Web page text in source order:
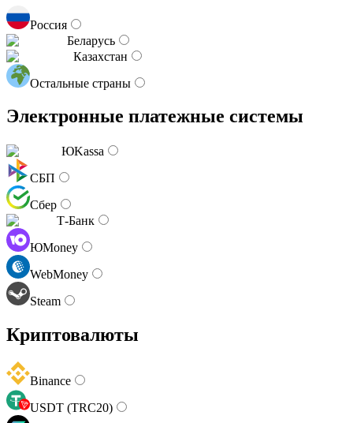
Россия
Беларусь
Казахстан
Остальные страны
Электронные платежные системы
ЮKassa
СБП
Сбер
Т-Банк
ЮMoney
WebMoney
Steam
Криптовалюты
Binance
USDT (TRC20)